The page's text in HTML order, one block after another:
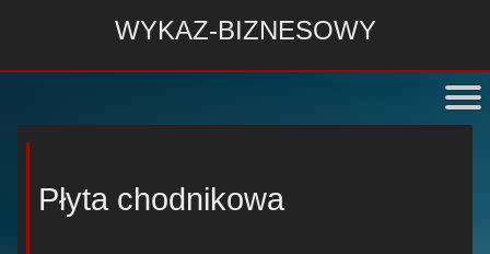
WYKAZ-BIZNESOWY
Płyta chodnikowa